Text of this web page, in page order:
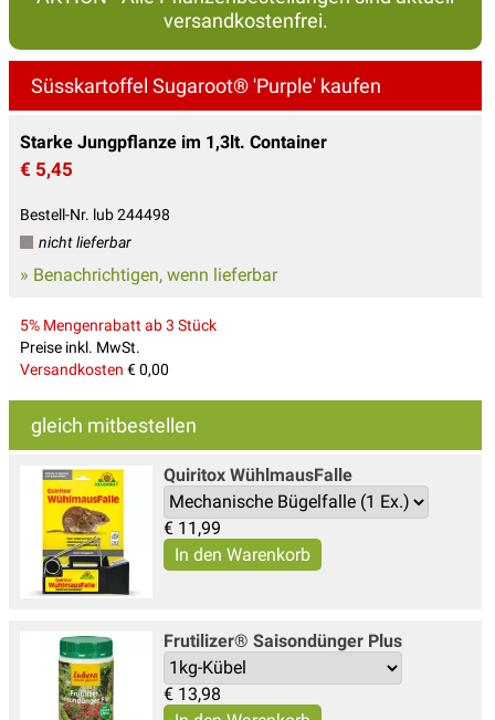
versandkostenfrei.
Süsskartoffel Sugaroot® 'Purple' kaufen
Starke Jungpflanze im 1,3lt. Container
€ 5,45
Bestell-Nr. lub 244498
nicht lieferbar
» Benachrichtigen, wenn lieferbar
5% Mengenrabatt ab 3 Stück
Preise inkl. MwSt.
Versandkosten € 0,00
gleich mitbestellen
Quiritox WühlmausFalle
€ 11,99
Frutilizer® Saisondünger Plus
€ 13,98